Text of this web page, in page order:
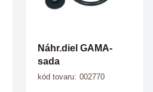
Náhr.diel GAMA-
sada
kód tovaru: 002770